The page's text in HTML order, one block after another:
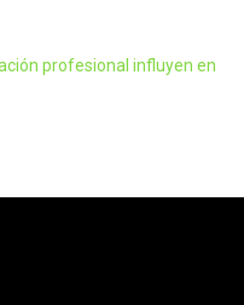
profesional influyen en